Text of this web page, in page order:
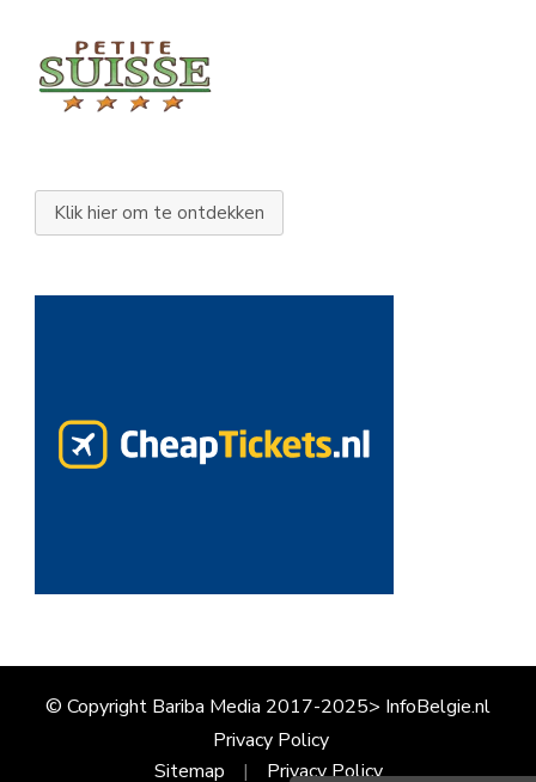
Klik hier om te ontdekken
© Copyright Bariba Media 2017-2025> InfoBelgie.nl
Privacy Policy
Sitemap
Privacy Policy